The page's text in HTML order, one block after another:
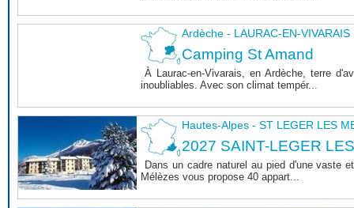
Ardèche - LAURAC-EN-VIVARAIS
Camping St Amand
À Laurac-en-Vivarais, en Ardèche, terre
inoubliables. Avec son climat tempér...
Hautes-Alpes - ST LEGER LES
2027 SAINT-LEGER
Dans un cadre naturel au pied d'une vaste
Mélèzes vous propose 40 appart...